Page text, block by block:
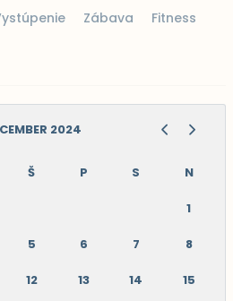
Zábava Fitness
2024
Š P S N
1
5 6 7 8
12 13 14 15